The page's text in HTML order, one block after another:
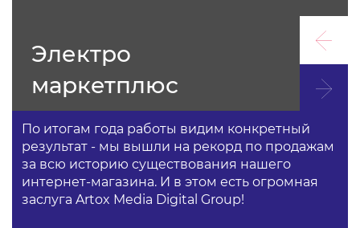
Электро
маркетплюс
По итогам года работы видим конкретный
результат - мы вышли на рекорд по продажам
за всю историю существования нашего
интернет-магазина. И в этом есть огромная
заслуга Artox Media Digital Group!